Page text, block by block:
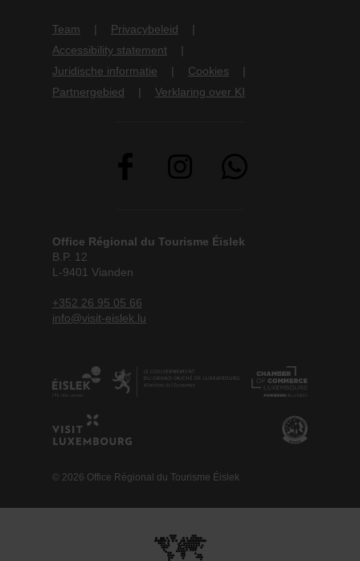
Team
Privacybeleid
Accessibility statement
Juridische informatie
Cookies
Partnergebied
Verklaring over KI
Office Régional du Tourisme Éislek
B.P. 12
L-9401 Vianden
+352 26 95 05 66
info@visit-eislek.lu
© 2026 Office Régional du Tourisme Éislek